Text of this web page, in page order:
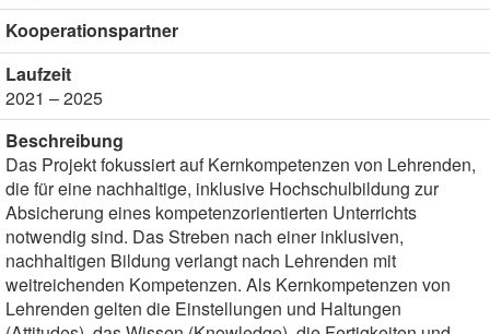
Kooperationspartner
Laufzeit
2021 – 2025
Beschreibung
Das Projekt fokussiert auf Kernkompetenzen von Lehrenden,
die für eine nachhaltige, inklusive Hochschulbildung zur
Absicherung eines kompetenzorientierten Unterrichts
notwendig sind. Das Streben nach einer inklusiven,
nachhaltigen Bildung verlangt nach Lehrenden mit
weitreichenden Kompetenzen. Als Kernkompetenzen von
Lehrenden gelten die Einstellungen und Haltungen